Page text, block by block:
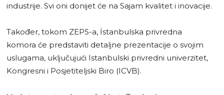
industrije. Svi oni donijet će na Sajam kvalitet i inovacije.
Također, tokom ZEPS-a, İstanbulska privredna
komora će predstaviti detaljne prezentacije o svojim
uslugama, uključujući Istanbulski privredni univerzitet,
Kongresni i Posjetiteljski Biro (ICVB).